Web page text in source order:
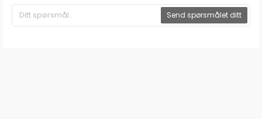
Send spørsmålet ditt